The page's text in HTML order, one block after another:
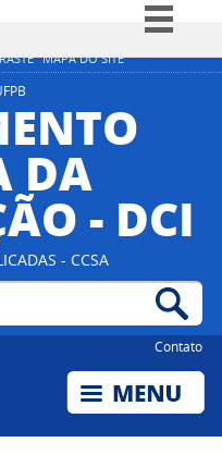
MAPA DO SITE
Simplifique!
Participe
Acesso à informação
Legislação
Canais
DA
- DCI
- CCSA
Contato